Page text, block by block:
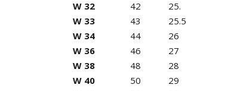
W 32
42
25.
W 33
43
25.5
W 34
44
26
W 36
46
27
W 38
48
28
W 40
50
29